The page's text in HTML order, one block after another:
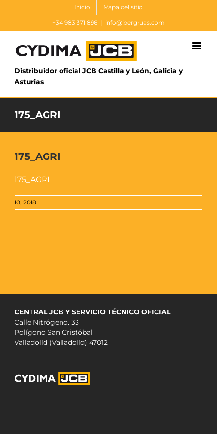
Inicio Mapa del sitio
+34 983 371 896 | info@ibergruas.com
Distribuidor oficial JCB Castilla y León, Galicia y
Asturias
175_AGRI
175_AGRI
175_AGRI
10, 2018
CENTRAL JCB Y SERVICIO TÉCNICO OFICIAL
Calle Nitrógeno, 33
Polígono San Cristóbal
Valladolid (Valladolid) 47012